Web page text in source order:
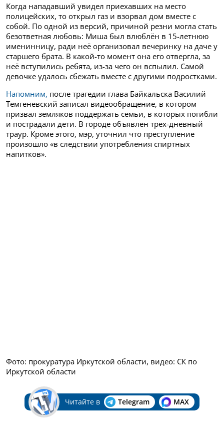
Когда нападавший увидел приехавших на место
полицейских, то открыл газ и взорвал дом вместе с
собой. По одной из версий, причиной резни могла стать
безответная любовь: Миша был влюблён в 15-летнюю
именинницу, ради неё организовал вечеринку на даче у
старшего брата. В какой-то момент она его отвергла, за
неё вступились ребята, из-за чего он вспылил. Самой
девочке удалось сбежать вместе с другими подростками.
Напомним, после трагедии глава Байкальска Василий
Темгеневский записал видеообращение, в котором
призвал земляков поддержать семьи, в которых погибли
и пострадали дети. В городе объявлен трех-дневный
траур. Кроме этого, мэр, уточнил что преступление
произошло «в следствии употребления спиртных
напитков».
Фото: прокуратура Иркутской области, видео: СК по
Иркутской области
Читайте в Telegram MAX